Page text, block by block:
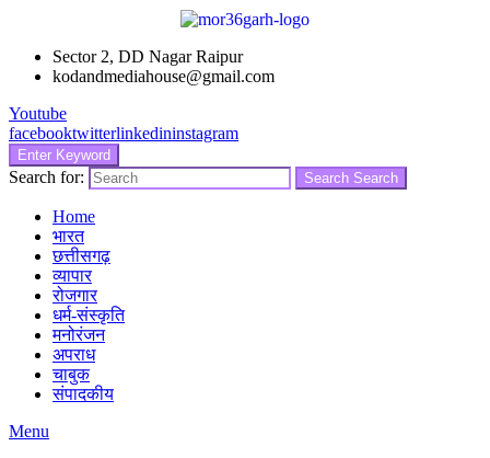
Sector 2, DD Nagar Raipur
kodandmediahouse@gmail.com
Youtube
facebooktwitterlinkedininstagram
Enter Keyword
Search for: Search Search
Home
भारत
छत्तीसगढ़
व्यापार
रोजगार
धर्म-संस्कृति
मनोरंजन
अपराध
चाबुक
संपादकीय
Menu